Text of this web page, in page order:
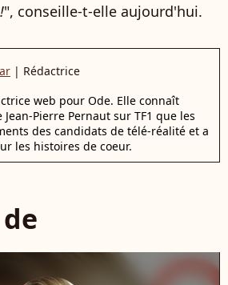
", conseille-t-elle aujourd'hui.
| Rédactrice
web pour Ode. Elle connaît
Pierre Pernaut sur TF1 que les
des candidats de télé-réalité et a
les histoires de coeur.